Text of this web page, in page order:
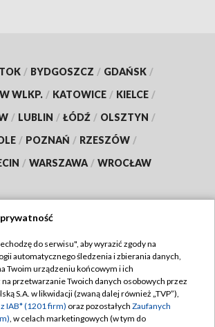
/ BYDGOSZCZ / GDAŃSK /
WLKP. / KATOWICE / KIELCE /
/ LUBLIN / ŁÓDŹ / OLSZTYN /
/ POZNAŃ / RZESZÓW /
/ WARSZAWA / WROCŁAW
TVP
Regulamin TVP
Polityka prywatności
do serwisu", aby wyrazić zgody na
automatycznego śledzenia i zbierania danych,
Twoim urządzeniu końcowym i ich
przetwarzanie Twoich danych osobowych przez
S.A. w likwidacji (zwaną dalej również „TVP”),
IAB* (1201 firm) oraz pozostałych Zaufanych
, w celach marketingowych (w tym do